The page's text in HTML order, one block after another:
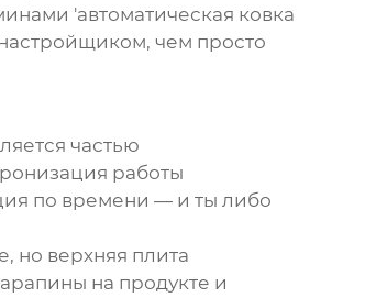
'автоматическая ковка
чем просто
частью
работы
по времени — и ты либо
но верхняя плита
на продукте и